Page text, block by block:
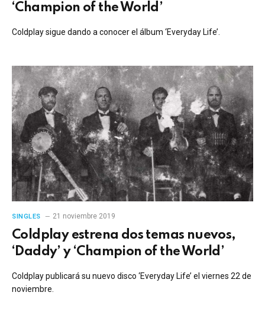
‘Champion of the World’
Coldplay sigue dando a conocer el álbum ‘Everyday Life’.
SINGLES 21 noviembre 2019
Coldplay estrena dos temas nuevos,
‘Daddy’ y ‘Champion of the World’
Coldplay publicará su nuevo disco ‘Everyday Life’ el viernes 22 de
noviembre.